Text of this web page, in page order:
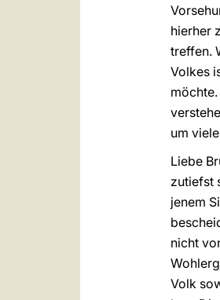
hierher
treffen.
Volkes
um
Liebe
zutiefst
jenem
nicht
Volk